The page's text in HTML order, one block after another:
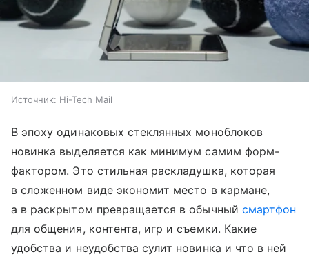
Источник: Hi-Tech Mail
В эпоху одинаковых стеклянных моноблоков
новинка выделяется как минимум самим форм-
фактором. Это стильная раскладушка, которая
в сложенном виде экономит место в кармане,
а в раскрытом превращается в обычный смартфон
для общения, контента, игр и съемки. Какие
удобства и неудобства сулит новинка и что в ней